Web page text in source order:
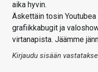
aika hyvin.
Äskettäin tosin
grafiikkabugit ja
virtanapista. Jäämme
Kirjaudu sisään